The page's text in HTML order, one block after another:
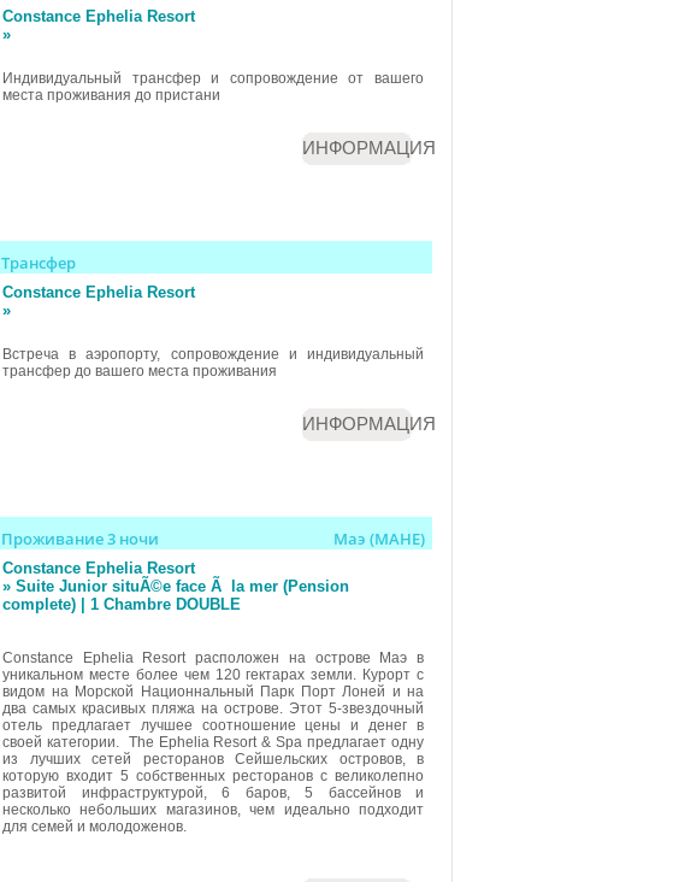
Constance Ephelia Resort
»
Индивидуальный трансфер и сопровождение от вашего
места проживания до пристани
ИНФОРМАЦИЯ
Трансфер
Constance Ephelia Resort
»
Встреча в аэропорту, сопровождение и индивидуальный
трансфер до вашего места проживания
ИНФОРМАЦИЯ
Проживание 3 ночи Маэ (MAHE)
Constance Ephelia Resort
» Suite Junior situÃ©e face Ã la mer (Pension
complete) | 1 Chambre DOUBLE
Constance Ephelia Resort расположен на острове Маэ в
уникальном месте более чем 120 гектарах земли. Курорт с
видом на Морской Национнальный Парк Порт Лоней и на
два самых красивых пляжа на острове. Этот 5-звездочный
отель предлагает лучшее соотношение цены и денег в
своей категории. The Ephelia Resort & Spa предлагает одну
из лучших сетей ресторанов Сейшельских островов, в
которую входит 5 собственных ресторанов с великолепно
развитой инфраструктурой, 6 баров, 5 бассейнов и
несколько небольших магазинов, чем идеально подходит
для семей и молодоженов.